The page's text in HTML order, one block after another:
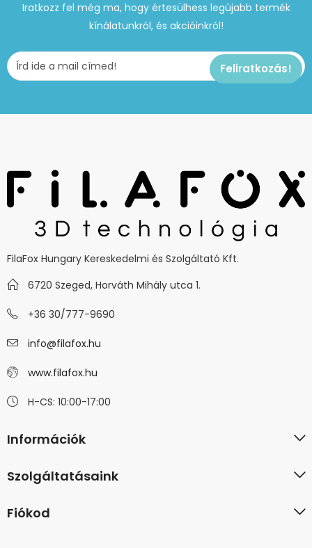
Iratkozz fel még ma, hogy értesülhess legújabb termék
kínálatunkról, és akcióinkról!
FilaFox Hungary Kereskedelmi és Szolgáltató Kft.
6720 Szeged, Horváth Mihály utca 1.
+36 30/777-9690
info@filafox.hu
www.filafox.hu
H-CS: 10:00-17:00
Információk
Szolgáltatásaink
Fiókod